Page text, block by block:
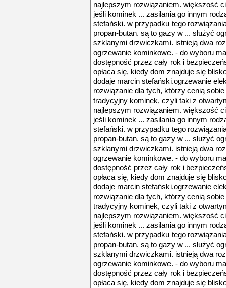
najlepszym rozwiązaniem. większość
jeśli kominek ... zasilania go innym
stefański. w przypadku tego
propan-butan. są to gazy w ... służyć
szklanymi drzwiczkami. istnieją dwa
ogrzewanie kominkowe. - do wyboru
dostępność przez cały rok i
opłaca się, kiedy dom znajduje się
dodaje marcin stefański.ogrzewanie
rozwiązanie dla tych, którzy cenią
tradycyjny kominek, czyli taki z
najlepszym rozwiązaniem. większość
jeśli kominek ... zasilania go innym
stefański. w przypadku tego
propan-butan. są to gazy w ... służyć
szklanymi drzwiczkami. istnieją dwa
ogrzewanie kominkowe. - do wyboru
dostępność przez cały rok i
opłaca się, kiedy dom znajduje się
dodaje marcin stefański.ogrzewanie
rozwiązanie dla tych, którzy cenią
tradycyjny kominek, czyli taki z
najlepszym rozwiązaniem. większość
jeśli kominek ... zasilania go innym
stefański. w przypadku tego
propan-butan. są to gazy w ... służyć
szklanymi drzwiczkami. istnieją dwa
ogrzewanie kominkowe. - do wyboru
dostępność przez cały rok i
opłaca się, kiedy dom znajduje się